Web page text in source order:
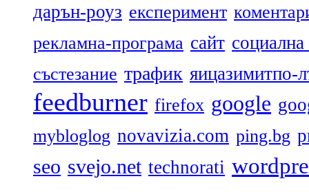
дарън-роуз експеримент
рекламна-програма сайт
състезание трафик яицазимитпо-
feedburner firefox google
mybloglog novavizia.com ping.bg
seo svejo.net technorati